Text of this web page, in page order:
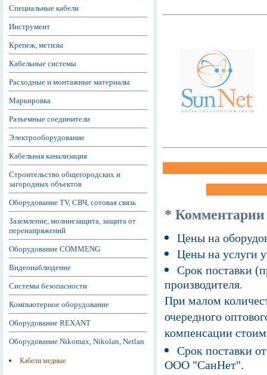
Специальные кабели
Инструмент
Крепеж, метизы
Кабельные системы
Расходные и монтажные материалы
Маркировка
Разъемные соединители
Электрооборудование
Кабельная канализация
Строительство общегородских и
загородных объектов
Оборудование TV, СВЧ, сотовая связь
Заземление, молниезащита, защита от
перенапряжений
Оборудование COMMENG
Видеонаблюдение
Системы безопасности
Компьютерное оборудование
Оборудование REXANT
Оборудование Nikomax, Nikolan, Netlan
Кабели медные
* Комментарии
Цены на
Цены на услуги
Срок поставки
производителя.
При малом
очередного
компенсации
Срок поставки
ООО "СанНет".